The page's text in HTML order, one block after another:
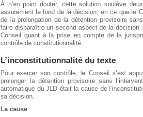
À n’en point douter, cette solution soulève
assurément le fond de la décision, en ce que le
de la prolongation de la détention provisoire
faire disparaître un second aspect de la décision
Conseil quant à la prise en compte de la
contrôle de constitutionnalité.
L’inconstitutionnalité du texte
Pour exercer son contrôle, le Conseil s’est
prolonger la détention provisoire sans
automatique du JLD était la cause de
sa décision.
La cause